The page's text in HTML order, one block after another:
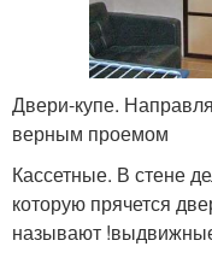
Двери в беседке
Двери-купе.
верным проемом
Кассетные. В стене
которую прячется
называют